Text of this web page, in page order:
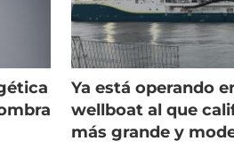
Ya está operando
wellboat al que
más grande y